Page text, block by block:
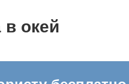
окей